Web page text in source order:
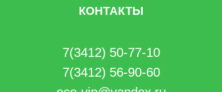
КОНТАКТЫ
7(3412) 50-77-10
7(3412) 56-90-60